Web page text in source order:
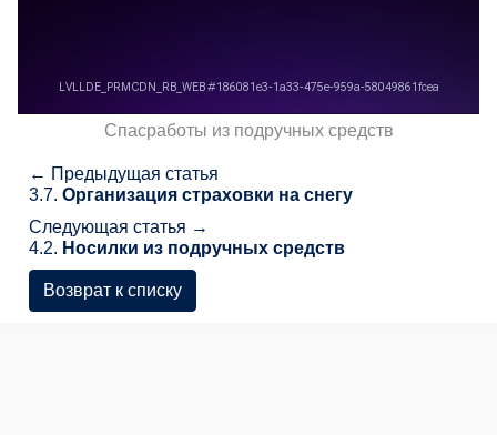
Спасработы из подручных средств
← Предыдущая статья
3.7. Организация страховки на снегу
Следующая статья →
4.2. Носилки из подручных средств
Возврат к списку